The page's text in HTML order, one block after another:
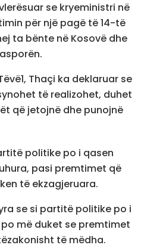
se kryeministri në
për një pagë të 14-të
ta bënte në Kosovë dhe
Thaçi ka deklaruar se
të realizohet, duhet
që jetojnë dhe punojnë
politike po i qasen
pasi premtimet që
të ekzagjeruara.
se si partitë politike po i
më duket se premtimet
të mëdha.